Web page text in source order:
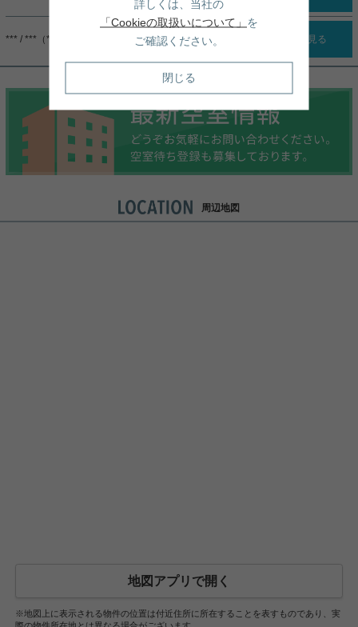
*** / ***（***） 詳細を見る
周辺地図
地図アプリで開く
※地図上に表示される物件の位置は付近住所に所在することを表すものであり、実
詳しくは、当社の
「Cookieの取扱いについて」 を
ご確認ください。
閉じる